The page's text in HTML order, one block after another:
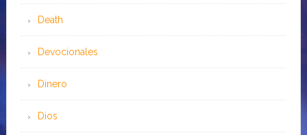
Death
Devocionales
Dinero
Dios